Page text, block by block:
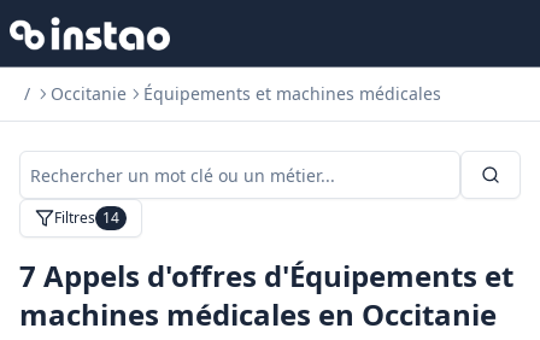
/ Occitanie Équipements et machines médicales
Filtres 14
7 Appels d'offres d'Équipements et
machines médicales en Occitanie